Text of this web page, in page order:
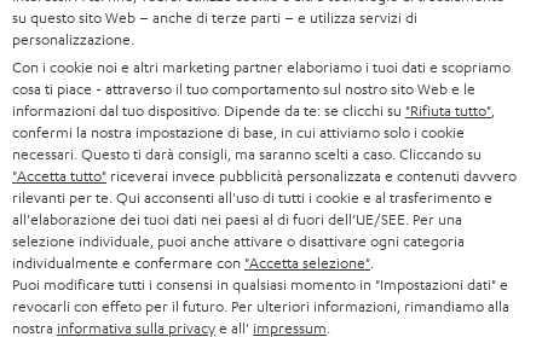
l
e
t
t
e
r
BLUETOOTH
CUFFIE
CUFFIE BLUETOOTH
SET STEREO
ALTOPARLANTE
ULTIMA
B2B
BLOG
NEWSLETTER
NEGOZI
VANTAGGI TEUFEL
LA NOSTRA STORIA
AUSTRIA
SVIZZERA
PAESI BASSI
BELGIO
FRANCIA
su questo sito Web – anche di terze parti – e utilizza servizi di
personalizzazione.
Con i cookie noi e altri marketing partner elaboriamo i tuoi dati e scopriamo
cosa ti piace - attraverso il tuo comportamento sul nostro sito Web e le
informazioni dal tuo dispositivo. Dipende da te: se clicchi su "Rifiuta tutto"
confermi la nostra impostazione di base, in cui attiviamo solo i cookie
necessari. Questo ti darà consigli, ma saranno scelti a caso. Cliccando su
"Accetta tutto" riceverai invece pubblicità personalizzata e contenuti davvero
rilevanti per te. Qui acconsenti all'uso di tutti i cookie e al trasferimento e
all'elaborazione dei tuoi dati nei paesi al di fuori dell’UE/SEE. Per una
selezione individuale, puoi anche attivare o disattivare ogni categoria
individualmente e confermare con "Accetta selezione"
Puoi modificare tutti i consensi in qualsiasi momento in "Impostazioni dati" e
revocarli con effeto per il futuro. Per ulteriori informazioni, rimandiamo alla
nostra informativa sulla privacye all' impressum